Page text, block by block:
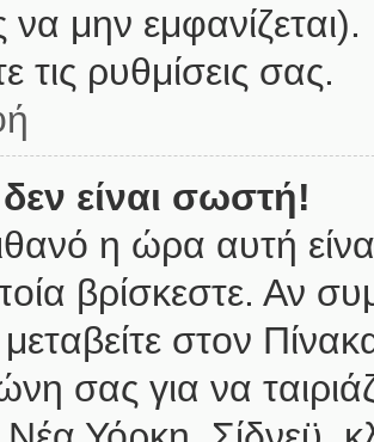
να μην
τις ρυθμίσεις σας.
είναι σωστή!
η ώρα αυτή
βρίσκεστε. Αν
στον
σας για να